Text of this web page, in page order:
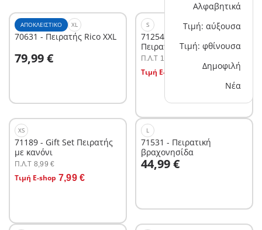
Αλφαβητικά
Τιμή: αύξουσα
Τιμή: φθίνουσα
Δημοφιλή
Νέα
ΑΠΟΚΛΕΙΣΤΙΚΌ XL
70631 - Πειρατής Rico XXL
79,99 €
S
71254 - Starter Pack
Πειρατής με βαρκούλα και
θησαυρό
Π.Λ.T 14,99 €
Τιμή E-shop 9,89 €
XS
71189 - Gift Set Πειρατής
με κανόνι
Π.Λ.T 8,99 €
Τιμή E-shop 7,99 €
Στο καλάθι
L
71531 - Πειρατική
βραχονησίδα
44,99 €
Στο καλάθι